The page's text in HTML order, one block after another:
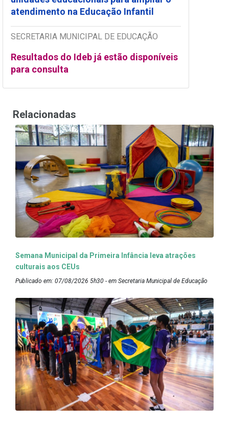
atendimento na Educação Infantil
SECRETARIA MUNICIPAL DE EDUCAÇÃO
Resultados do Ideb já estão disponíveis
para consulta
Relacionadas
Semana Municipal da Primeira Infância leva atrações
culturais aos CEUs
Publicado em: 07/08/2026 5h30 - em Secretaria Municipal de Educação